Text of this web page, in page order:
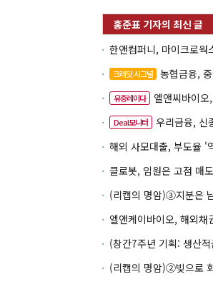
크레딧 시그널 농협금융, 중앙
유증레이다 엘앤씨바이오,
Deal모니터
우리금융, 신종자